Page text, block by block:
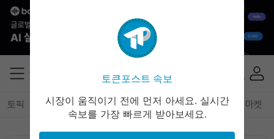
토픽 전체기사 암호화폐 블록체인 테크 경제 마켓
Solana (SOL)
Dogecoin (DOGE) ₩
토큰포스트 속보
시장이 움직이기 전에 먼저 아세요. 실시간
속보를 가장 빠르게 받아보세요.